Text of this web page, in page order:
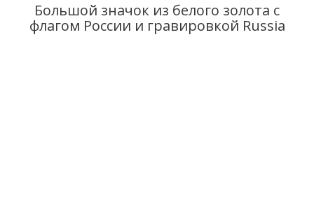
Большой значок из белого золота с
флагом России и гравировкой Russia